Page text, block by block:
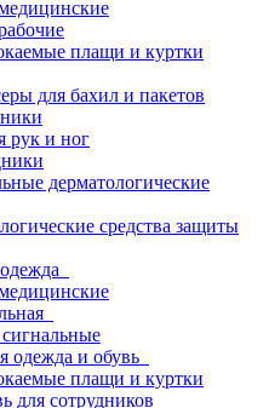
плащи и куртки
для бахил и пакетов
рук и ног
дерматологические
средства защиты
одежда и обувь
плащи и куртки
для сотрудников